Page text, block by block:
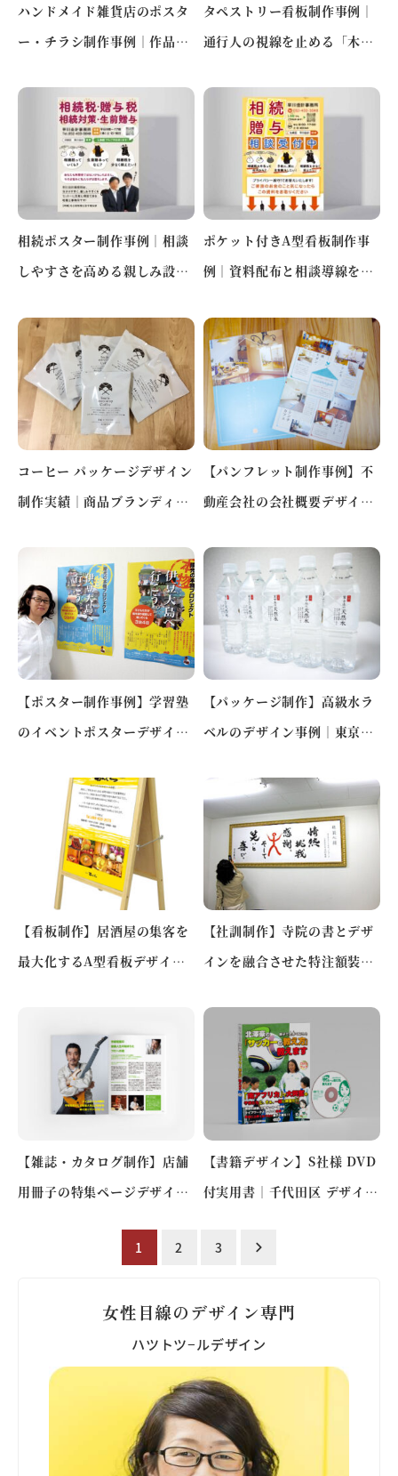
ハンドメイド雑貨店のポスタ
ー・チラシ制作事例｜作品の
タペストリー看板制作事例｜
通行人の視線を止める「木持
（沖…
相続ポスター制作事例｜相談
しやすさを高める親しみ設計
区）
ポケット付きA型看板制作事
例｜資料配布と相談導線を両
市…
コーヒー パッケージデザイン
制作実績｜商品ブランディン
【パンフレット制作事例】不
動産会社の会社概要デザイン
ッ…
【ポスター制作事例】学習塾
のイベントポスターデザイン
【パッケージ制作】高級水ラ
ベルのデザイン事例｜東京都
【看板制作】居酒屋の集客を
最大化するA型看板デザイン
【社訓制作】寺院の書とデザ
インを融合させた特注額装事
【雑誌・カタログ制作】店舗
用冊子の特集ページデザイン
【書籍デザイン】S社様 DVD
付実用書｜千代田区 デザイン
1 2 3
女性目線のデザイン専門
ハツトツ−ルデザイン